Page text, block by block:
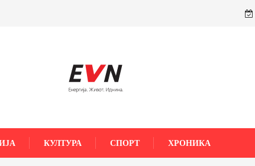
КУЛТУРА СПОРТ ХРОНИКА